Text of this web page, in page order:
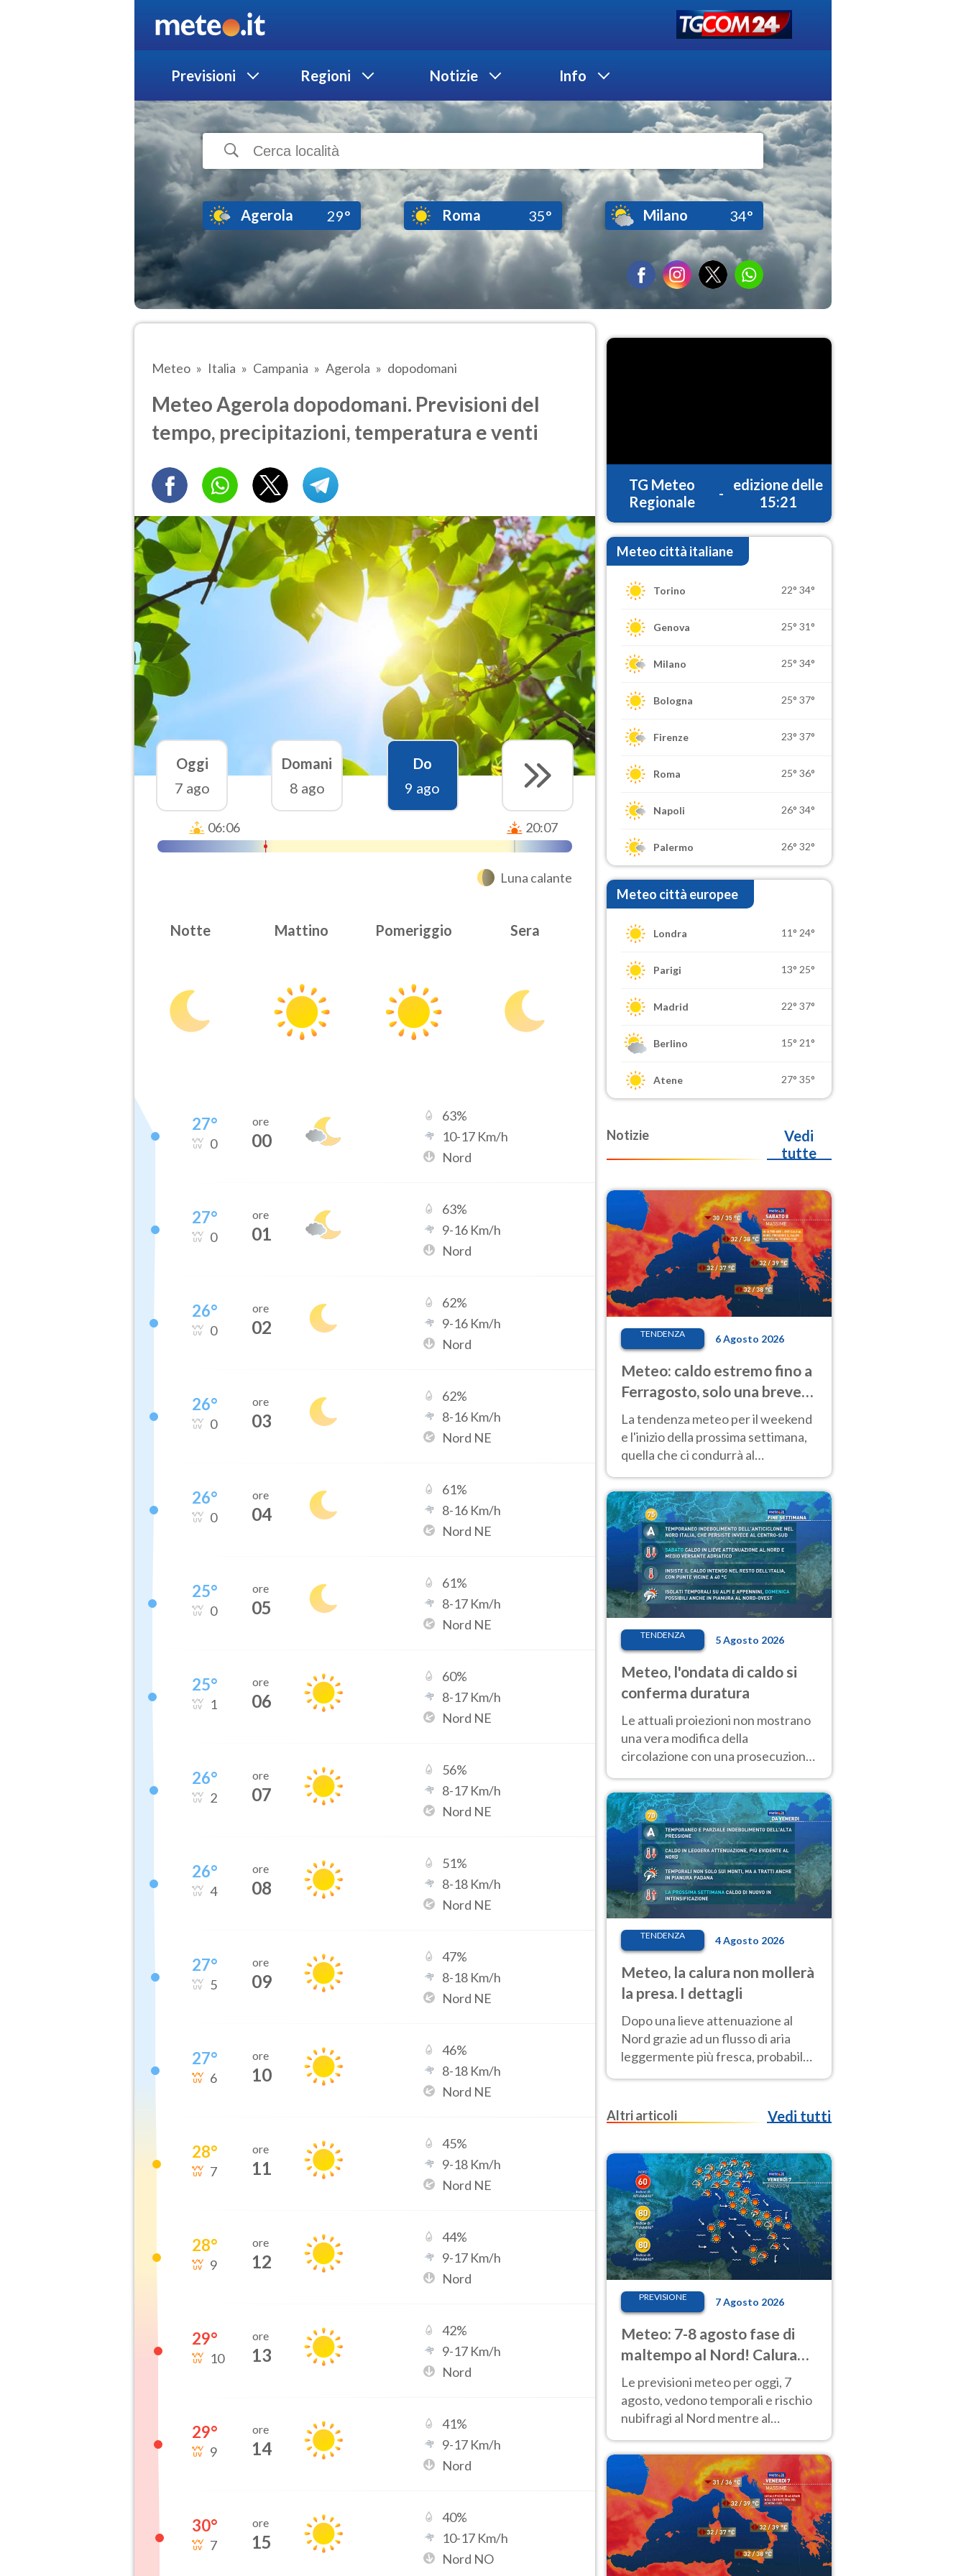
Previsioni Regioni Notizie Info
Agerola 29° Roma 35° Milano 34°
Meteo Italia Campania Agerola dopodomani
Meteo Agerola dopodomani. Previsioni del
tempo, precipitazioni, temperatura e venti
Oggi
7 ago
Domani
8 ago
Do
9 ago
06:06 20:07
Luna calante
Notte Mattino Pomeriggio Sera
27°
0
ore
00
63%
10-17 Km/h
Nord
27°
0
ore
01
63%
9-16 Km/h
Nord
26°
0
ore
02
62%
9-16 Km/h
Nord
26°
0
ore
03
62%
8-16 Km/h
Nord NE
26°
0
ore
04
61%
8-16 Km/h
Nord NE
25°
0
ore
05
61%
8-17 Km/h
Nord NE
25°
1
ore
06
60%
8-17 Km/h
Nord NE
26°
2
ore
07
56%
8-17 Km/h
Nord NE
26°
4
ore
08
51%
8-18 Km/h
Nord NE
27°
5
ore
09
47%
8-18 Km/h
Nord NE
27°
6
ore
10
46%
8-18 Km/h
Nord NE
28°
7
ore
11
45%
9-18 Km/h
Nord NE
28°
9
ore
12
44%
9-17 Km/h
Nord
29°
10
ore
13
42%
9-17 Km/h
Nord
29°
9
ore
14
41%
9-17 Km/h
Nord
30°
7
ore
15
40%
10-17 Km/h
Nord NO
TG Meteo
Regionale
-
edizione delle
15:21
Meteo città italiane
Torino 22° 34°
Genova 25° 31°
Milano 25° 34°
Bologna 25° 37°
Firenze 23° 37°
Roma 25° 36°
Napoli 26° 34°
Palermo 26° 32°
Meteo città europee
Londra 11° 24°
Parigi 13° 25°
Madrid 22° 37°
Berlino 15° 21°
Atene 27° 35°
Notizie
Vedi
tutte
TENDENZA 6 Agosto 2026
Meteo: caldo estremo fino a
Ferragosto, solo una breve
pausa. Ecco dove
La tendenza meteo per il weekend
e l'inizio della prossima settimana,
quella che ci condurrà al
temperature molto elevate
TENDENZA 5 Agosto 2026
Meteo, l'ondata di caldo si
conferma duratura
Le attuali proiezioni non mostrano
una vera modifica della
circolazione con una prosecuzione
giorni, compresa la settimana di
Ferragosto
TENDENZA 4 Agosto 2026
Meteo, la calura non mollerà
la presa. I dettagli
Dopo una lieve attenuazione al
Nord grazie ad un flusso di aria
leggermente più fresca, probabile
nuovo rinforzo dell’anticiclone
Altri articoli
Vedi tutti
PREVISIONE 7 Agosto 2026
Meteo: 7-8 agosto fase di
maltempo al Nord! Calura
fino a Ferragosto
Le previsioni meteo per oggi, 7
agosto, vedono temporali e rischio
nubifragi al Nord mentre al
molto intenso.